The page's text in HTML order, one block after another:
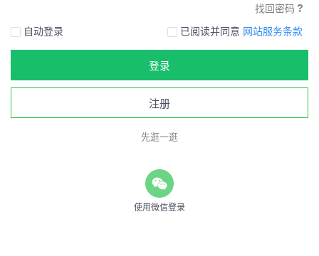
找回密码
自动登录
已阅读并同意 网站服务条款
登录
注册
先逛一逛
使用微信登录